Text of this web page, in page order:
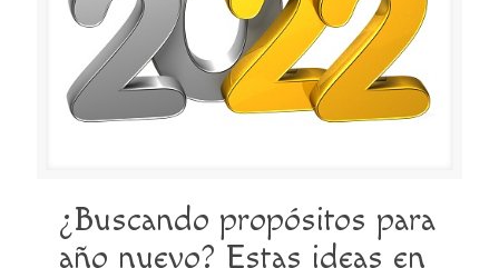
¿Buscando propósitos para
año nuevo? Estas ideas en